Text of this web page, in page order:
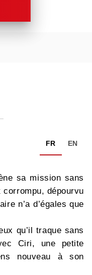
FR EN
sa mission sans
dépourvu
n’a d’égales que
qu’il traque sans
Ciri, une petite
nouveau à son